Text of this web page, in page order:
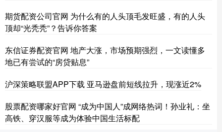
期货配资公司官网 为什么有的人头顶毛发旺盛，有的人头
顶却“光秃秃”？告诉你答案
东信证券配资官网 地产大涨，市场预期强烈，一文读懂多
地已有尝试的“房贷贴息”
沪深策略联盟APP下载 亚马逊盘前短线拉升，现涨近2%
股票配资哪家好官网 “成为中国人”成网络热词！孙业礼：坐
高铁、穿汉服等成为体验中国生活标配